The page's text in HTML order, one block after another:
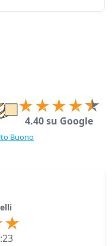
4.40 su Google
Buono